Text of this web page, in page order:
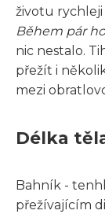
životu
Během pár
nic nestalo.
přežít i
mezi
Délka
Bahník -
přežívajícím